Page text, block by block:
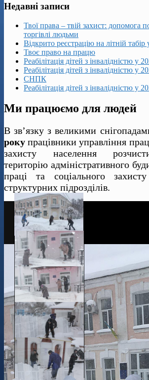
Недавні записи
Твої права – твій захист: допомога
торгівлі людьми
Відкрито реєстрацію на літній
Твоє право на працю
Реабілітація дітей з інвалідністю у
Реабілітація дітей з інвалідністю у
СНПК
Реабілітація дітей з інвалідністю у
Ми працюємо для людей
В зв’язку з великими
року працівники управління
захисту населення
територію адміністративного
праці та соціального
структурних підрозділів.